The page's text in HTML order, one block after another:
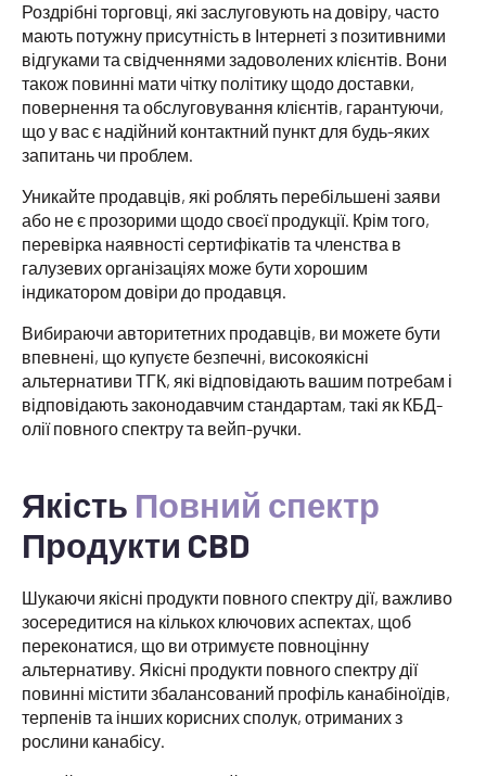
Роздрібні торговці, які заслуговують на довіру, часто
мають потужну присутність в Інтернеті з позитивними
відгуками та свідченнями задоволених клієнтів. Вони
також повинні мати чітку політику щодо доставки,
повернення та обслуговування клієнтів, гарантуючи,
що у вас є надійний контактний пункт для будь-яких
запитань чи проблем.
Уникайте продавців, які роблять перебільшені заяви
або не є прозорими щодо своєї продукції. Крім того,
перевірка наявності сертифікатів та членства в
галузевих організаціях може бути хорошим
індикатором довіри до продавця.
Вибираючи авторитетних продавців, ви можете бути
впевнені, що купуєте безпечні, високоякісні
альтернативи ТГК, які відповідають вашим потребам і
відповідають законодавчим стандартам, такі як КБД-
олії повного спектру та вейп-ручки.
Якість Повний спектр
Продукти CBD
Шукаючи якісні продукти повного спектру дії, важливо
зосередитися на кількох ключових аспектах, щоб
переконатися, що ви отримуєте повноцінну
альтернативу. Якісні продукти повного спектру дії
повинні містити збалансований профіль канабіноїдів,
терпенів та інших корисних сполук, отриманих з
рослини канабісу.